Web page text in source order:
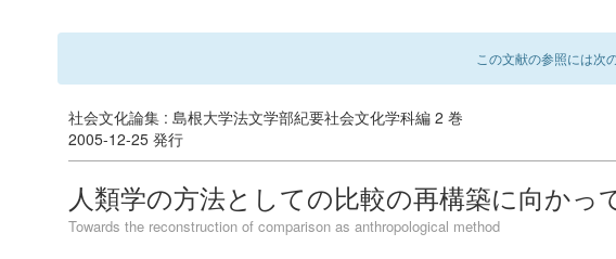
この文献の参照には次
社会文化論集 : 島根大学法文学部紀要社会文化学科編 2 巻
2005-12-25 発行
人類学の方法としての比較の再構築に向かっ
Towards the reconstruction of comparison as anthropological method